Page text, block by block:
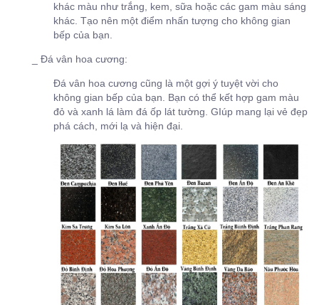
khác màu như trắng, kem, sữa hoặc các gam màu sáng
khác. Tạo nên một điểm nhấn tượng cho không gian
bếp của bạn.
_ Đá vân hoa cương:
Đá vân hoa cương cũng là một gợi ý tuyệt vời cho
không gian bếp của bạn. Bạn có thể kết hợp gam màu
đỏ và xanh lá làm đá ốp lát tường. GIúp mang lại vẻ đẹp
phá cách, mới lạ và hiện đại.